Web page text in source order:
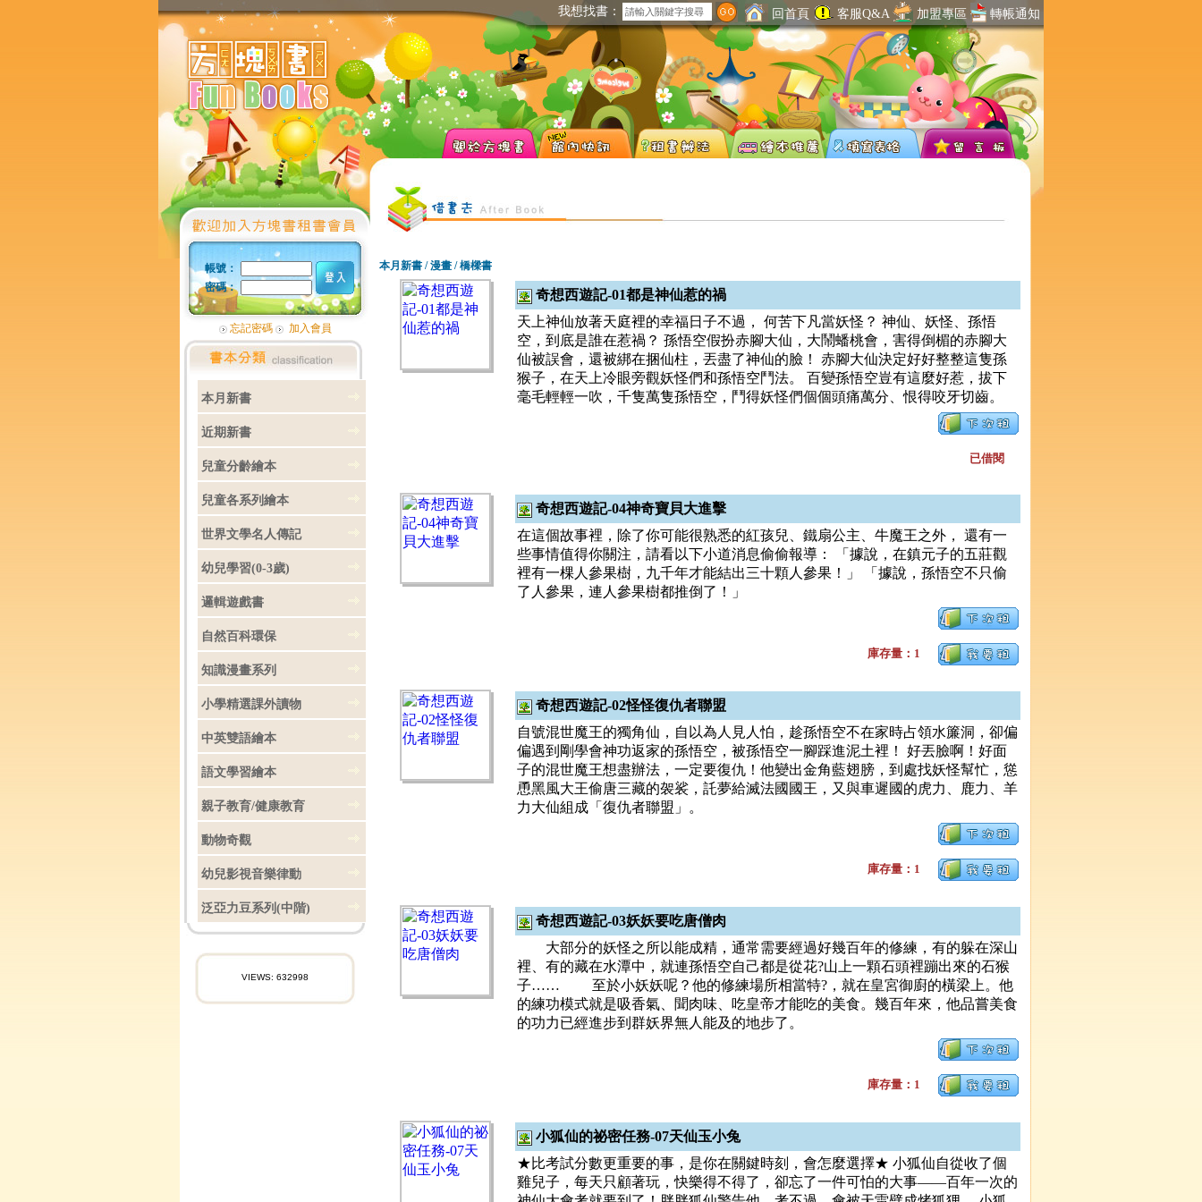
我想找書： 回首頁 客服Q&A 加盟專區 轉帳通知
帳號：
密碼：
忘記密碼 加入會員
本月新書
近期新書
兒童分齡繪本
兒童各系列繪本
世界文學名人傳記
幼兒學習(0-3歲)
邏輯遊戲書
自然百科環保
知識漫畫系列
小學精選課外讀物
中英雙語繪本
語文學習繪本
親子教育/健康教育
動物奇觀
幼兒影視音樂律動
泛亞力豆系列(中階)
VIEWS: 632998
本月新書 / 漫畫 / 橋樑書
奇想西遊記-01都是神仙惹的禍
天上神仙放著天庭裡的幸福日子不過， 何苦下凡當妖怪？ 神仙、妖怪、孫悟
空，到底是誰在惹禍？ 孫悟空假扮赤腳大仙，大鬧蟠桃會，害得倒楣的赤腳大
仙被誤會，還被綁在捆仙柱，丟盡了神仙的臉！ 赤腳大仙決定好好整整這隻孫
猴子，在天上冷眼旁觀妖怪們和孫悟空鬥法。 百變孫悟空豈有這麼好惹，拔下
毫毛輕輕一吹，千隻萬隻孫悟空，鬥得妖怪們個個頭痛萬分、恨得咬牙切齒。
已借閱
奇想西遊記-04神奇寶貝大進擊
在這個故事裡，除了你可能很熟悉的紅孩兒、鐵扇公主、牛魔王之外， 還有一
些事情值得你關注，請看以下小道消息偷偷報導： 「據說，在鎮元子的五莊觀
裡有一棵人參果樹，九千年才能結出三十顆人參果！」 「據說，孫悟空不只偷
了人參果，連人參果樹都推倒了！」
庫存量：1
奇想西遊記-02怪怪復仇者聯盟
自號混世魔王的獨角仙，自以為人見人怕，趁孫悟空不在家時占領水簾洞，卻偏
偏遇到剛學會神功返家的孫悟空，被孫悟空一腳踩進泥土裡！ 好丟臉啊！好面
子的混世魔王想盡辦法，一定要復仇！他變出金角藍翅膀，到處找妖怪幫忙，慫
恿黑風大王偷唐三藏的袈裟，託夢給滅法國國王，又與車遲國的虎力、鹿力、羊
力大仙組成「復仇者聯盟」。
庫存量：1
奇想西遊記-03妖妖要吃唐僧肉
大部分的妖怪之所以能成精，通常需要經過好幾百年的修練，有的躲在深山
裡、有的藏在水潭中，就連孫悟空自己都是從花?山上一顆石頭裡蹦出來的石猴
子…… 至於小妖妖呢？他的修練場所相當特?，就在皇宮御廚的橫梁上。他
的練功模式就是吸香氣、聞肉味、吃皇帝才能吃的美食。幾百年來，他品嘗美食
的功力已經進步到群妖界無人能及的地步了。
庫存量：1
小狐仙的祕密任務-07天仙玉小兔
★比考試分數更重要的事，是你在關鍵時刻，會怎麼選擇★ 小狐仙自從收了個
雞兒子，每天只顧著玩，快樂得不得了，卻忘了一件可怕的大事——百年一次的